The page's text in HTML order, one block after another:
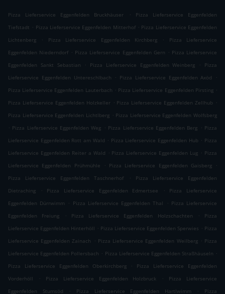
Pizza Lieferservice Eggenfelden Bruckhäuser .
Pizza Lieferservice Eggenfelden
Tiefstadt . Pizza Lieferservice Eggenfelden Mitterhof . Pizza Lieferservice Eggenfelden
Lichtenberg
. Pizza Lieferservice Eggenfelden Kirchberg .
Pizza Lieferservice
Eggenfelden Niederndorf . Pizza Lieferservice Eggenfelden Gern . Pizza Lieferservice
Eggenfelden Sankt Sebastian
. Pizza Lieferservice Eggenfelden Weinberg .
Pizza
Lieferservice Eggenfelden Untereschlbach
. Pizza Lieferservice Eggenfelden Axöd
.
Pizza Lieferservice Eggenfelden Lauterbach . Pizza Lieferservice Eggenfelden Pirsting .
Pizza Lieferservice Eggenfelden Holzkeller . Pizza Lieferservice Eggenfelden Zellhub .
Pizza Lieferservice Eggenfelden Lichtlberg . Pizza Lieferservice Eggenfelden Wolfsberg
. Pizza Lieferservice Eggenfelden Weg . Pizza Lieferservice Eggenfelden Berg . Pizza
Lieferservice Eggenfelden Rott am Wald . Pizza Lieferservice Eggenfelden Hub . Pizza
Lieferservice Eggenfelden Reiter a Wald . Pizza Lieferservice Eggenfelden Lug . Pizza
Lieferservice Eggenfelden Prühmühle
. Pizza Lieferservice Eggenfelden Gaisberg
.
Pizza Lieferservice Eggenfelden Taschnerhof
.
Pizza Lieferservice Eggenfelden
Dietraching
. Pizza Lieferservice Eggenfelden Edmertsee .
Pizza Lieferservice
Eggenfelden Dürrwimm
. Pizza Lieferservice Eggenfelden Thal . Pizza Lieferservice
Eggenfelden Freiung
. Pizza Lieferservice Eggenfelden Holzschachten .
Pizza
Lieferservice Eggenfelden Hinterhöll . Pizza Lieferservice Eggenfelden Sperwies . Pizza
Lieferservice Eggenfelden Zainach
. Pizza Lieferservice Eggenfelden Weilberg . Pizza
Lieferservice Eggenfelden Pollersbach . Pizza Lieferservice Eggenfelden Straßhäuseln .
Pizza Lieferservice Eggenfelden Oberkirchberg
.
Pizza Lieferservice Eggenfelden
Vorderhöll
. Pizza Lieferservice Eggenfelden Holzbruck .
Pizza Lieferservice
Eggenfelden Stumsöd
. Pizza Lieferservice Eggenfelden Hartlwimm .
Pizza